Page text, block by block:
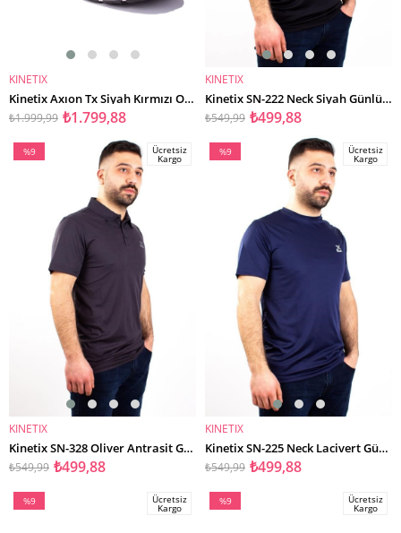
SEPETE EKLE
KINETIX
Kinetix Axıon Tx Siyah Kırmızı Ortopedik Günlük Erkek Spor Ayakkabı
₺1.799,88
₺1.999,99
SEPETE EKLE
KINETIX
Kinetix SN-222 Neck Siyah Günlük Erkek V Yaka Tişört
₺499,88
₺549,99
SEPETE EKLE
%9
Ücretsiz
Kargo
KINETIX
Kinetix SN-328 Oliver Antrasit Günlük Polo Yaka Erkek Tişört
₺499,88
₺549,99
SEPETE EKLE
%9
Ücretsiz
Kargo
KINETIX
Kinetix SN-225 Neck Lacivert Günlük Erkek Bisiklet Yaka Tişört
₺499,88
₺549,99
%9
Ücretsiz
Kargo
%9
Ücretsiz
Kargo